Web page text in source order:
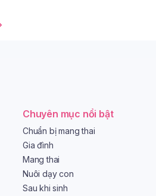
Chuyên mục nổi bật
Chuẩn bị mang thai
Gia đình
Mang thai
Nuôi dạy con
Sau khi sinh